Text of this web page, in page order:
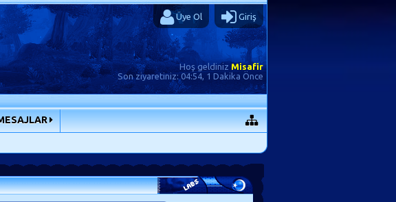
Üye Ol Giriş
Hoş geldiniz Misafir
Son ziyaretiniz:04:54, 1 Dakika Önce